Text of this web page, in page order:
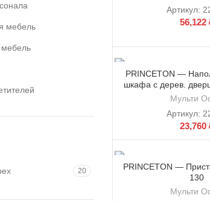
Артикул:
56,122
PRINCETON —
шкафа с дерев.
Мульти
Артикул:
23,760
PRINCETON —
130
Мульти
мебель
мебель
20